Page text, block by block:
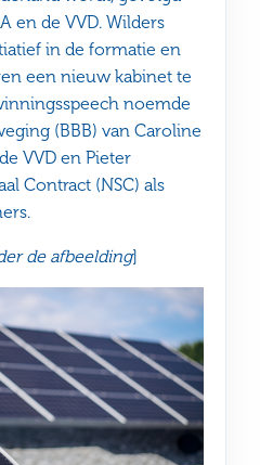
en de VVD. Wilders
in de formatie en
een nieuw kabinet te
noemde
(BBB) van Caroline
VVD en Pieter
Contract (NSC) als
de afbeelding]